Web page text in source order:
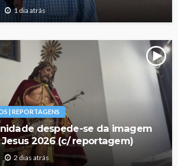
1 dia atrás
| REPORTAGENS
despede-se da imagem
2026 (c/ reportagem)
2 dias atrás